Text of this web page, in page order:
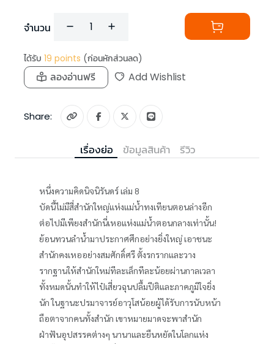
จำนวน
ได้รับ 19 points (ก่อนหักส่วนลด)
ลองอ่านฟรี Add Wishlist
Share:
เรื่องย่อ ข้อมูลสินค้า รีวิว
หนึ่งความคิดนิจนิรันดร์ เล่ม 8
บัดนี้ไม่มีสี่สำนักใหญ่แห่งแม่น้ำทงเทียนตอนล่างอีก
ต่อไปมีเพียงสำนักนี่เหอแห่งแม่น้ำตอนกลางเท่านั้น!
ย้อนทวนลำน้ำมาประกาศศึกอย่างยิ่งใหญ่ เอาชนะ
สำนักคงเหออย่างสมศักดิ์ศรี ตั้งรกรากและวาง
รากฐานให้สำนักใหม่ทีละเล็กทีละน้อยผ่านกาลเวลา
ทั้งหมดนั้นทำให้ไป๋เสี่ยวฉุนปลื้มปีติและภาคภูมิใจยิ่ง
นัก ในฐานะปรมาจารย์อาวุโสน้อยผู้ได้รับการนับหน้า
ถือตาจากคนทั้งสำนัก เขาหมายมาดจะพาสำนัก
ฝ่าฟันอุปสรรคต่างๆ นานาและยืนหยัดในโลกแห่ง